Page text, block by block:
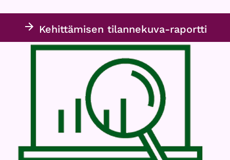
Kehittämisen tilannekuva-raportti